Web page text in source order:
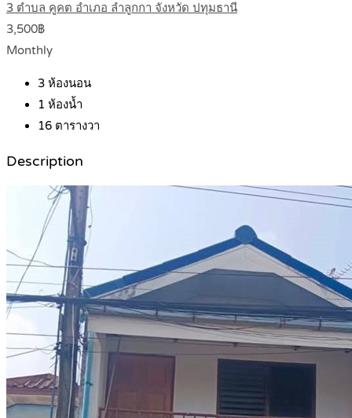
3 ตำบล คูคต อำเภอ ลำลูกกา จังหวัด ปทุมธานี
3,500฿
Monthly
3 ห้องนอน
1 ห้องน้ำ
16 ตารางวา
Description